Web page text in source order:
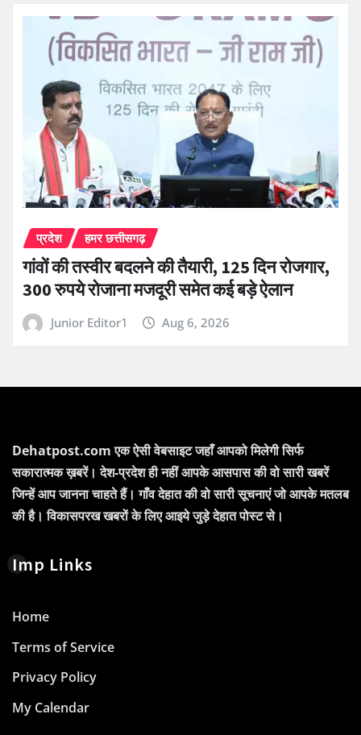
प्रदेश हमर छत्तीसगढ़
गांवों की तस्वीर बदलने की तैयारी, 125 दिन रोजगार,
300 रुपये रोजाना मजदूरी समेत कई बड़े ऐलान
Junior Editor1 Aug 6, 2026
Dehatpost.com एक ऐसी वेबसाइट जहाँ आपको मिलेगी सिर्फ
सकारात्मक ख़बरें। देश-प्रदेश ही नहीं आपके आसपास की वो सारी खबरें
जिन्हें आप जानना चाहते हैं। गाँव देहात की वो सारी सूचनाएं जो आपके मतलब
की है। विकासपरख खबरों के लिए आइये जुड़े देहात पोस्ट से।
Imp Links
Home
Terms of Service
Privacy Policy
My Calendar